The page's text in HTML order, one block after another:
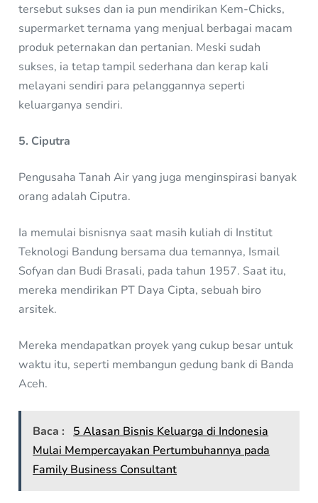
tersebut sukses dan ia pun mendirikan Kem-Chicks,
supermarket ternama yang menjual berbagai macam
produk peternakan dan pertanian. Meski sudah
sukses, ia tetap tampil sederhana dan kerap kali
melayani sendiri para pelanggannya seperti
keluarganya sendiri.
5. Ciputra
Pengusaha Tanah Air yang juga menginspirasi banyak
orang adalah Ciputra.
Ia memulai bisnisnya saat masih kuliah di Institut
Teknologi Bandung bersama dua temannya, Ismail
Sofyan dan Budi Brasali, pada tahun 1957. Saat itu,
mereka mendirikan PT Daya Cipta, sebuah biro
arsitek.
Mereka mendapatkan proyek yang cukup besar untuk
waktu itu, seperti membangun gedung bank di Banda
Aceh.
Baca :
5 Alasan Bisnis Keluarga di Indonesia
Mulai Mempercayakan Pertumbuhannya pada
Family Business Consultant